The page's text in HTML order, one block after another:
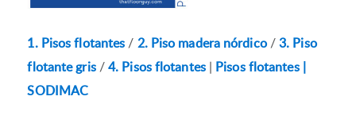
1. Pisos flotantes / 2. Piso madera nórdico/3. Piso
flotante gris/4. Pisos flotantes|
Pisos flotantes |
SODIMAC